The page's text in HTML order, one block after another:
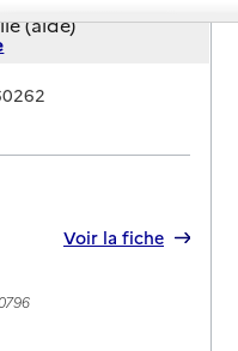
(aide)
Voir la fiche